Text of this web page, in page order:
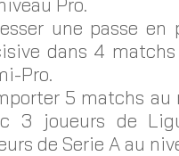
une passe en
dans 4
Pro.
5 matchs au
3 joueurs de
de Serie A au